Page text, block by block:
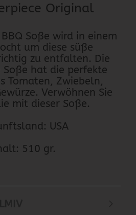
Original
Soße wird in einem
um diese süße
zu entfalten. Die
Soße hat die perfekte
Tomaten, Zwiebeln,
Verwöhnen Sie
mit dieser Soße.
USA
510 gr.